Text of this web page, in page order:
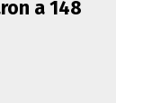
a 148